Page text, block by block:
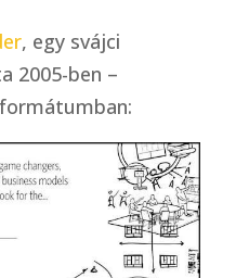
, egy svájci
2005-ben –